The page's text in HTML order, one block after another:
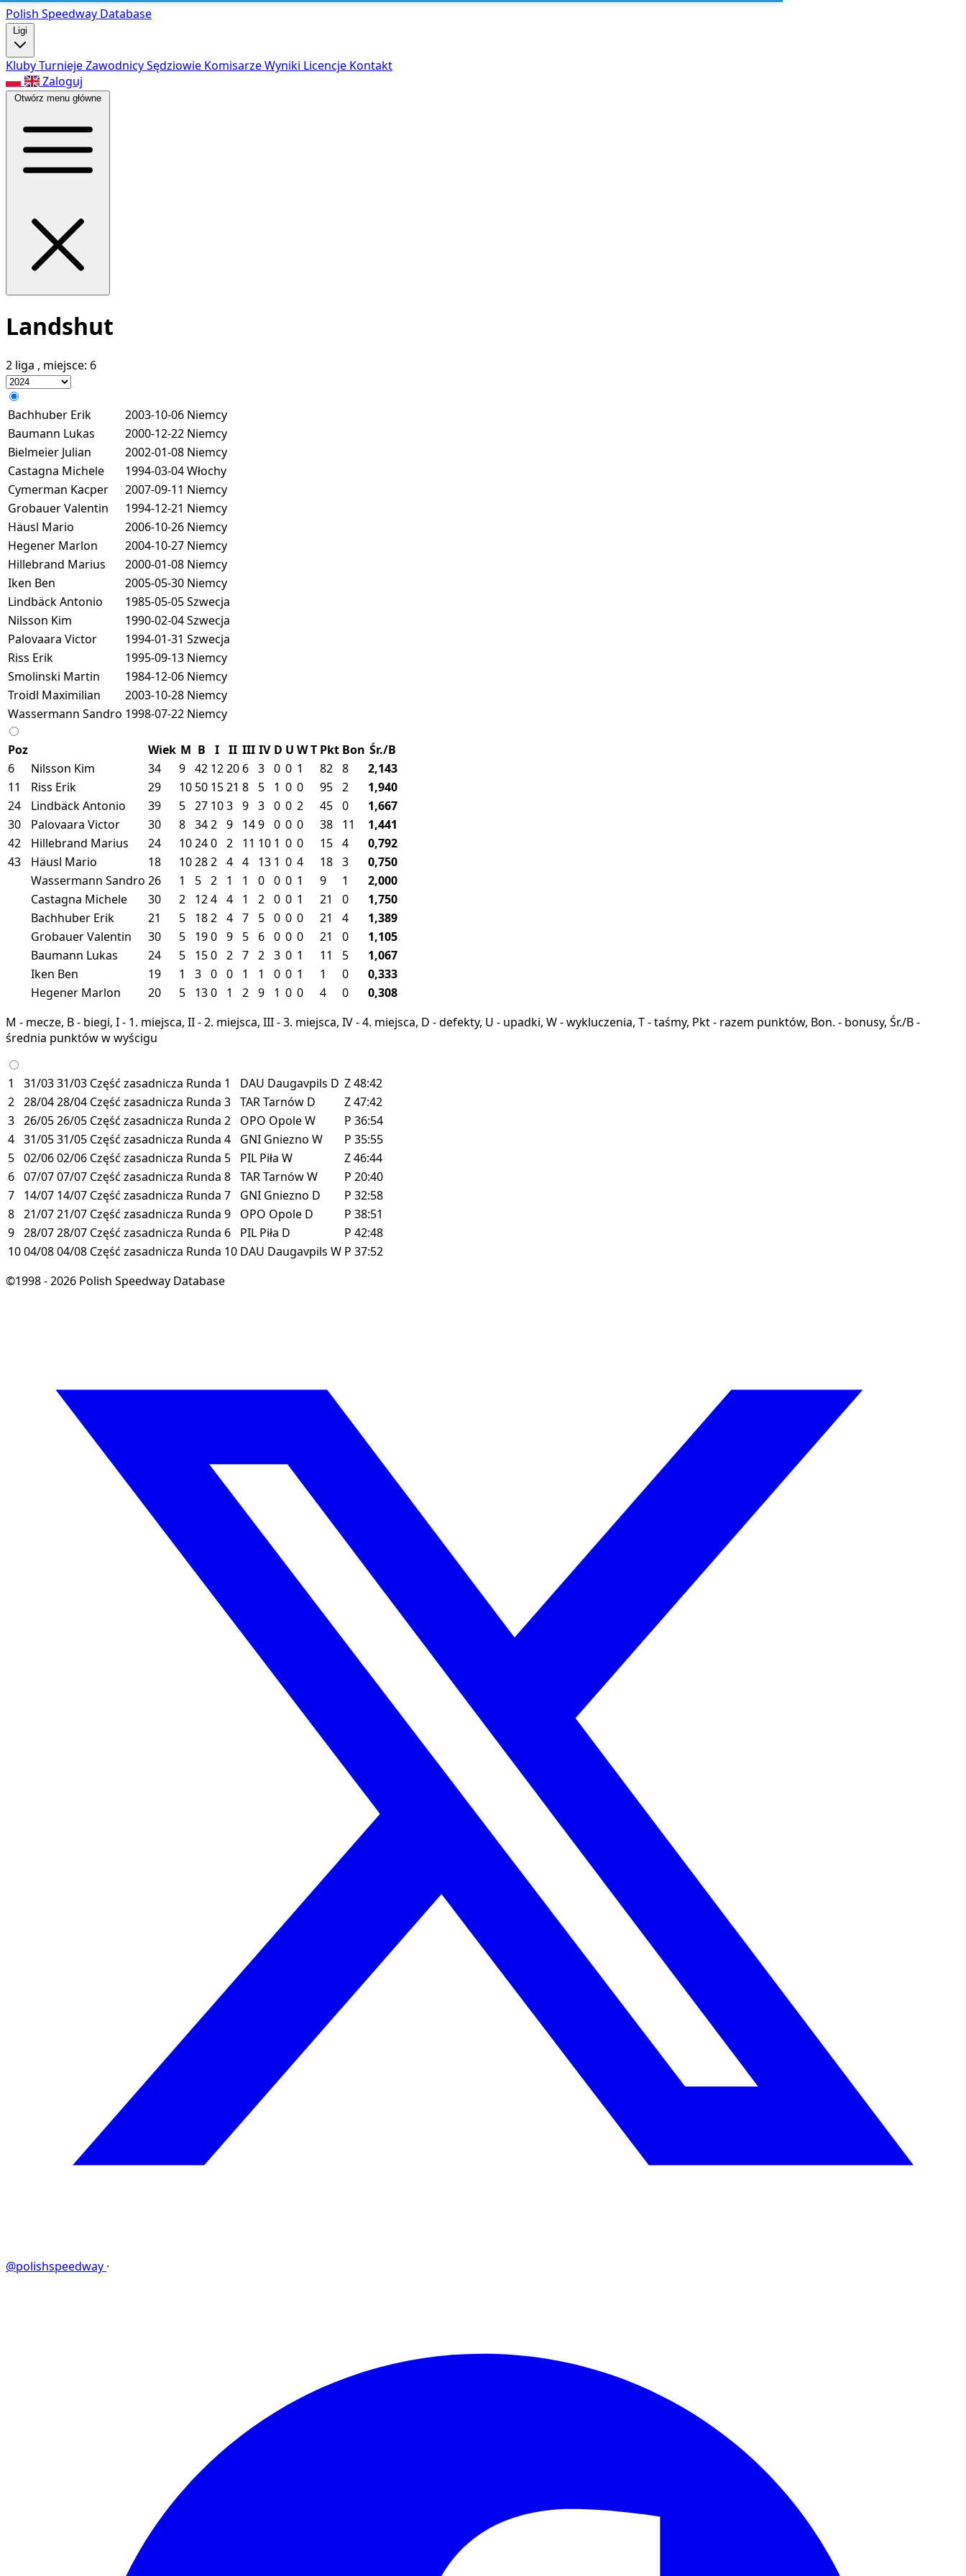
Polish Speedway Database
Ligi
KlubyTurniejeZawodnicySędziowie KomisarzeWyniki Licencje Kontakt
Zaloguj
Otwórz menu główne
Landshut
2 liga , miejsce: 6
Bachhuber Erik 2003-10-06 Niemcy
Baumann Lukas
2000-12-22 Niemcy
Bielmeier Julian
2002-01-08 Niemcy
Castagna Michele
1994-03-04Włochy
Cymerman Kacper
2007-09-11 Niemcy
Grobauer Valentin
1994-12-21 Niemcy
Häusl Mario
2006-10-26 Niemcy
Hegener Marlon
2004-10-27 Niemcy
Hillebrand Marius
2000-01-08 Niemcy
Iken Ben
2005-05-30 Niemcy
Lindbäck Antonio
1985-05-05Szwecja
Nilsson Kim
1990-02-04Szwecja
Palovaara Victor
1994-01-31 Szwecja
Riss Erik
1995-09-13 Niemcy
Smolinski Martin
1984-12-06 Niemcy
Troidl Maximilian
2003-10-28 Niemcy
Wassermann Sandro 1998-07-22 Niemcy
Poz Wiek M B I II III IV D U WT Pkt Bon Śr./B
6
Nilsson Kim 34 9 42 1220 6 3 0 0 1 82 8
2,143
11
Riss Erik 29 10 50 1521 8 5 1 0 0 95 2
1,940
24
Lindbäck Antonio 39 5 27 103 9 3 0 0 2 45 0
1,667
30
Palovaara Victor 30 8 342 9 149 0 0 0 38 11
1,441
42
Hillebrand Marius 24 10240 2 11 10 1 0 0 15 4
0,792
43
Häusl Mario 18 10282 4 4 13 1 0 4 18 3
0,750
Wassermann Sandro 26 1 5 2 1 1 0 0 0 1 9 1
2,000
Castagna Michele
30 2 124 4 1 2 0 0 1 21 0
1,750
Bachhuber Erik
21 5 182 4 7 5 0 0 0 21 4
1,389
Grobauer Valentin
30 5 190 9 5 6 0 0 0 21 0
1,105
Baumann Lukas
24 5 150 2 7 2 3 0 1 11 5
1,067
Iken Ben
19 1 3 0 0 1 1 0 0 1 1 0
0,333
Hegener Marlon
20 5 130 1 2 9 1 0 0 4 0
0,308
M - mecze, B - biegi, I - 1. miejsca, II - 2. miejsca, III - 3. miejsca, IV - 4. miejsca, D - defekty, U - upadki, W - wykluczenia, T - taśmy, Pkt - razem punktów, Bon. - bonusy, Śr./B -
średnia punktów w wyścigu
1 31/0331/03 Część zasadnicza Runda 1 DAU Daugavpils D Z48:42
2 28/0428/04 Część zasadnicza Runda 3 TARTarnów D Z47:42
3 26/0526/05 Część zasadnicza Runda 2 OPO OpoleW P 36:54
4 31/0531/05 Część zasadnicza Runda 4 GNI Gniezno W P 35:55
5 02/0602/06 Część zasadnicza Runda 5 PIL Piła W Z46:44
6 07/0707/07 Część zasadnicza Runda 8 TARTarnówW P 20:40
7
14/07 14/07 Część zasadnicza Runda 7 GNI Gniezno D P 32:58
8 21/0721/07 Część zasadnicza Runda 9 OPO Opole D P 38:51
9 28/0728/07 Część zasadnicza Runda 6 PIL Piła D P 42:48
1004/0804/08 Część zasadnicza Runda 10 DAU Daugavpils W P 37:52
©1998 - 2026 Polish Speedway Database
@polishspeedway ·